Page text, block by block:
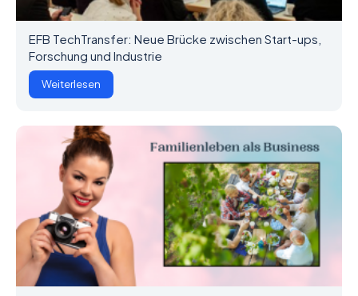
EFB TechTransfer: Neue Brücke zwischen Start-ups,
Forschung und Industrie
Weiterlesen